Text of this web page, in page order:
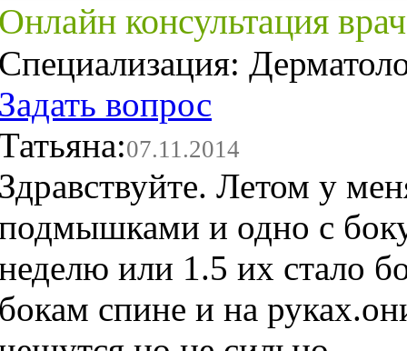
консультация
вопрос
07.11.2014
Летом у
и одно с
или 1.5 их стало
спине и на